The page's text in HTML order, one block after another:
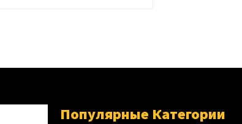
Популярные Категории